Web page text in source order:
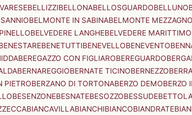
BELLIZZIBELLONABELLOSGUARDOBELLUNO
BELMONTE IN SABINABELMONTE MEZZAGNO
BELVEDERE LANGHEBELVEDERE MARITTIMO
BENETUTTIBENEVELLOBENEVENTO
BEREGAZZO CON FIGLIAROBEREGUARDO
BERNAREGGIOBERNATE TICINOBERNEZZO
PIETROBERZANO DI TORTONABERZO DEMOBERZO
BESENZONEBESNATEBESOZZOBESSUDE
BIANCAVILLABIANCHIBIANCOBIANDRATE